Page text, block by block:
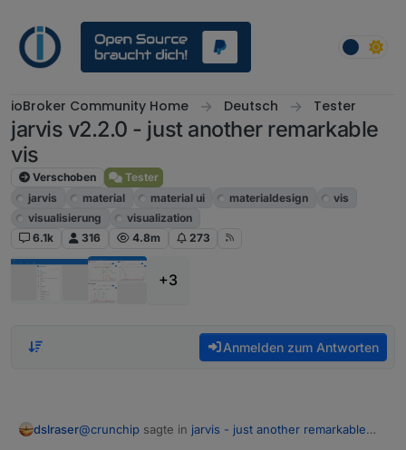
ioBroker Community Home Deutsch Tester
jarvis v2.2.0 - just another remarkable
vis
Verschoben
Tester
jarvis
material material ui materialdesign
vis
visualisierung
visualization
6.1k
316 4.8m 273
+3
Anmelden zum Antworten
dslraser@crunchip sagte in jarvis - just another remarkable